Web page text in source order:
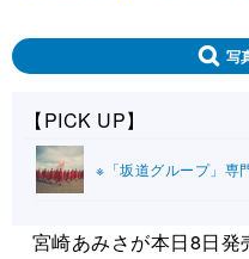
写
【PICK UP】
※「坂道グループ」専
宮崎あみさが本日8日発